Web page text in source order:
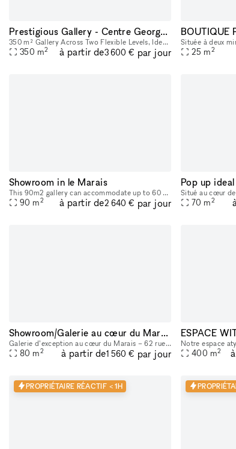
Prestigious Gallery - Centre Georges Pompidou
350 m² Gallery Across Two Flexible Levels, Ideally Located Facing the Centre Georges Pompidou, in the Dynamic Marais/Châtelet District This exceptional space offers a modern, versatile environment,
350 m2 à partir de3 600 € par jour
BOUTIQUE
25 m2
Showroom in le Marais
This 90m2 gallery can accommodate up to 60 people, with a 40m2 storage room in the basement. Bright, with a clean, modern style and ample hanging space, this gallery is ideal for art exhibitions, sh
90 m2 à partir de2 640 € par jour
Pop up
70 m2
Showroom/Galerie au cœur du Marais
Galerie d’exception au cœur du Marais – 62 rue de Turenne Idéalement située sur l’une des artères les plus recherchées du Marais, entre la Place des Vosges et la rue de Bretagne, la galerie bénéficie
80 m2 à partir de1 560 € par jour
ESPACE
400 m2
PROPRIÉTAIRE RÉACTIF < 1H